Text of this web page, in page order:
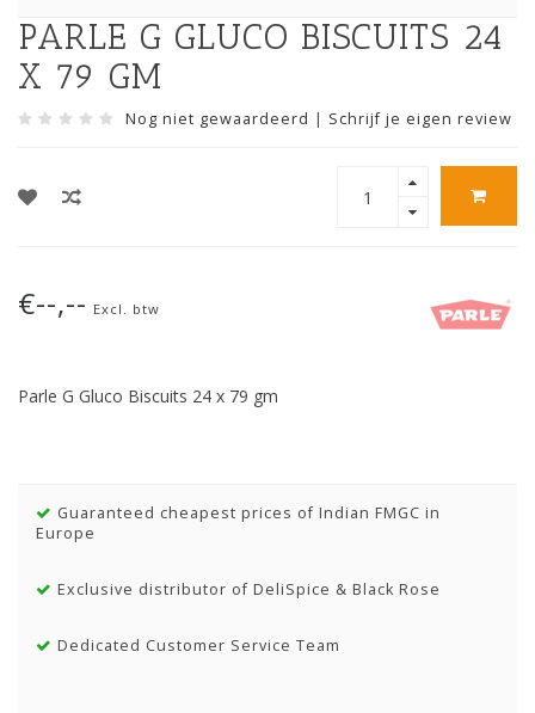
PARLE G GLUCO BISCUITS 24
X 79 GM
Nog niet gewaardeerd | Schrijf je eigen review
€--,-- Excl. btw
Parle G Gluco Biscuits 24 x 79 gm
Guaranteed cheapest prices of Indian FMGC in
Europe
Exclusive distributor of DeliSpice & Black Rose
Dedicated Customer Service Team